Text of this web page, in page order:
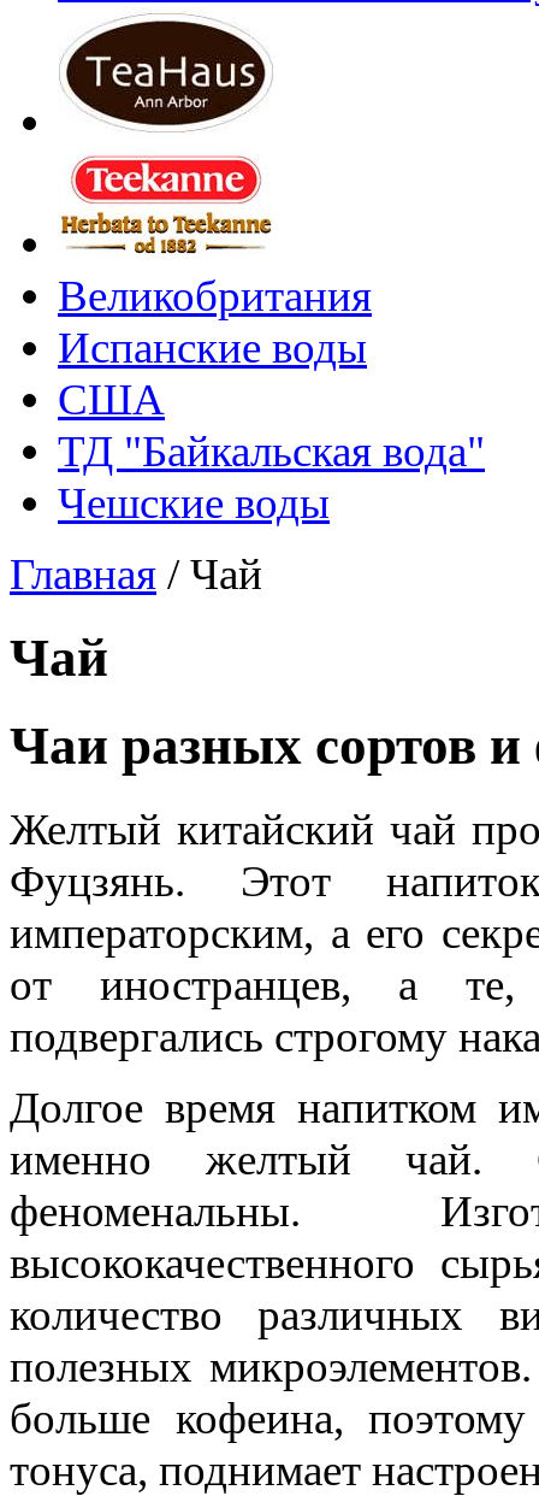
Великобритания
Испанские воды
США
ТД "Байкальская вода"
Чешские воды
Главная /Чай
Чай
Чаи разных сортов и
Желтый китайский чай
Фуцзянь. Этот
императорским, а его
от иностранцев, а
подвергались строгому
Долгое время напитком
именно желтый чай.
феноменальны.
высококачественного
количество различных
полезных
больше кофеина,
тонуса, поднимает